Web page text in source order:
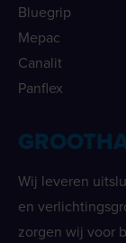
Bluegrip
Mepac
Canalit
Panflex
Wij leveren
en
zorgen wij voor